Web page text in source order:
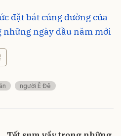
đặt bát cúng dường của
ngày đầu năm mới
người Ê Đê